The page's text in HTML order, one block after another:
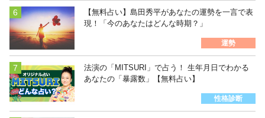
【無料占い】島田秀平があなたの運勢を一言で表
現！「今のあなたはどんな時期？」
運勢
法演の「MITSURI」で占う！ 生年月日でわかる
あなたの「暴露数」【無料占い】
性格診断